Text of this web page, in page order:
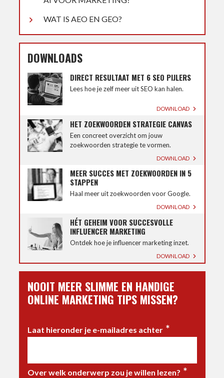
WAT IS AEO EN GEO?
DOWNLOADS
DIRECT RESULTAAT MET 6 SEO PIJLERS
Lees hoe je zelf meer uit SEO kan halen.
DOWNLOAD
HET ZOEKWOORDEN STRATEGIE CANVAS
Een concreet overzicht om jouw
zoekwoorden strategie te vormen.
DOWNLOAD
MEER SUCCES MET ZOEKWOORDEN IN 5
STAPPEN
Haal meer uit zoekwoorden voor Google.
DOWNLOAD
HÉT GEHEIM VOOR SUCCESVOLLE
INFLUENCER MARKETING
Ontdek hoe je influencer marketing inzet.
DOWNLOAD
NOOIT MEER SLIMME EN HANDIGE
ONLINE MARKETING TIPS MISSEN?
Laat hieronder je e-mailadres achter *
Over welk onderwerp zou je willen lezen? *